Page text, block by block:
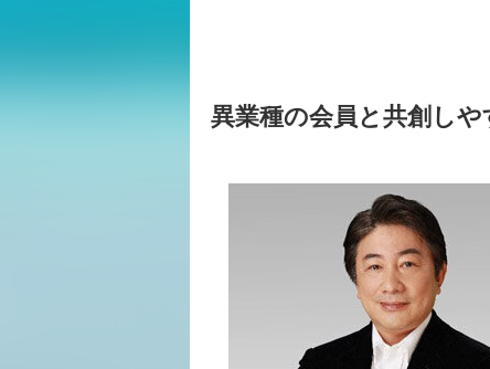
異業種の会員と共創し